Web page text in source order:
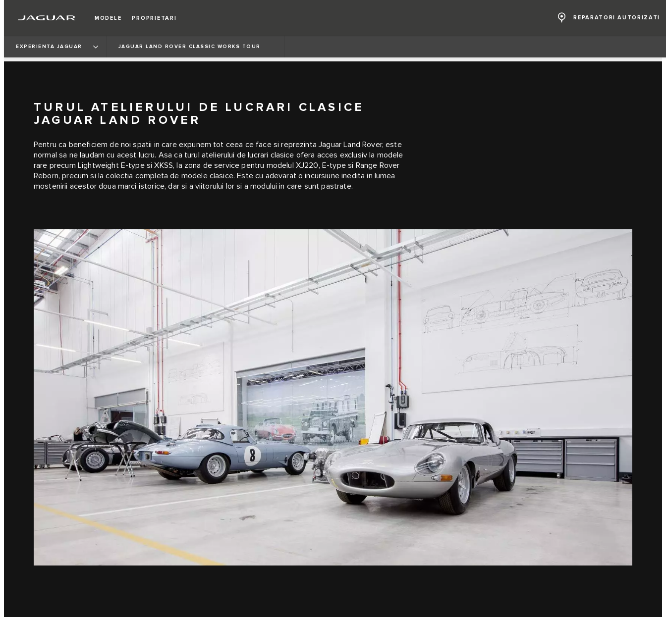
MODELE PROPRIETARI REPARATORI AUTORIZATI
EXPERIENTA JAGUAR JAGUAR LAND ROVER CLASSIC WORKS TOUR
TURUL ATELIERULUI DE LUCRARI CLASICE
JAGUAR LAND ROVER
Pentru ca beneficiem de noi spatii in care expunem tot ceea ce face si reprezinta Jaguar Land Rover, este
normal sa ne laudam cu acest lucru. Asa ca turul atelierului de lucrari clasice ofera acces exclusiv la modele
rare precum Lightweight E‑type si XKSS, la zona de service pentru modelul XJ220, E-type si Range Rover
Reborn, precum si la colectia completa de modele clasice. Este cu adevarat o incursiune inedita in lumea
mostenirii acestor doua marci istorice, dar si a viitorului lor si a modului in care sunt pastrate.